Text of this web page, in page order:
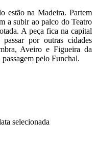
estão na Madeira. Partem
a subir ao palco do Teatro
A peça fica na capital
por outras cidades
Aveiro e Figueira da
pelo Funchal.
selecionada